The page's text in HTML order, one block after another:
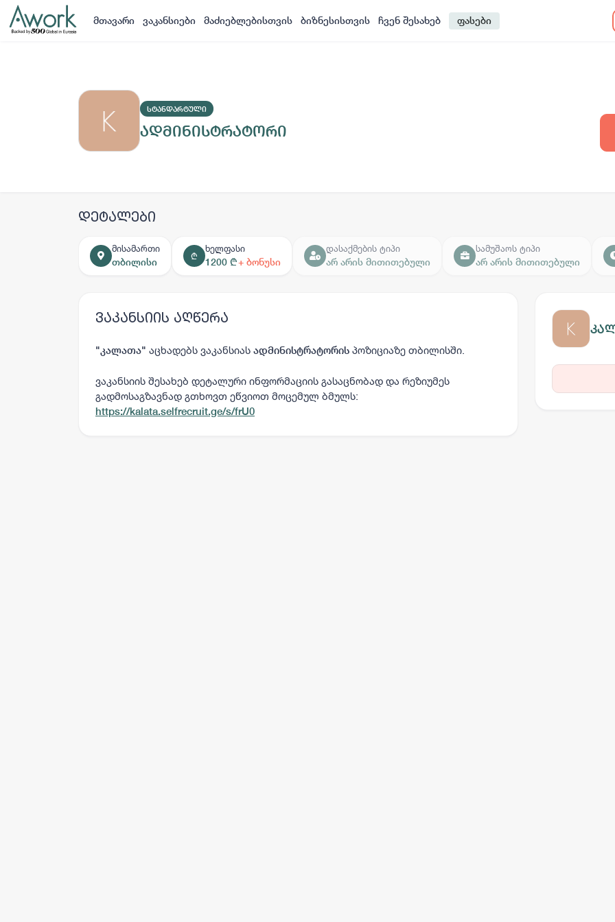
მთავარი ვაკანსიები მაძიებლებისთვის ბიზნესისთვის ჩვენ შესახებ ფასები
ᲡᲢᲐᲜᲓᲐᲠᲢᲣᲚᲘ
ადმინისტრატორი
დეტალები
მისამართი
თბილისი
₾
ხელფასი
1200 ₾+ ბონუსი
დასაქმების ტიპი
არ არის მითითებული
სამუშაოს ტიპი
არ არის მითითებული
ვაკანსიის აღწერა
"კალათა" აცხადებს ვაკანსიას ადმინისტრატორის პოზიციაზე თბილისში.
ვაკანსიის შესახებ დეტალური ინფორმაციის გასაცნობად და რეზიუმეს
გადმოსაგზავნად გთხოვთ ეწვიოთ მოცემულ ბმულს:
https://kalata.selfrecruit.ge/s/frU0